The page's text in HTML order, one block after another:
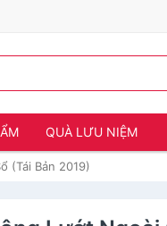
QUÀ LƯU NIỆM
(Tái Bản 2019)